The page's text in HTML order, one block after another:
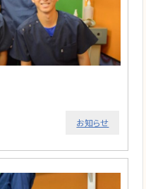
お知らせ